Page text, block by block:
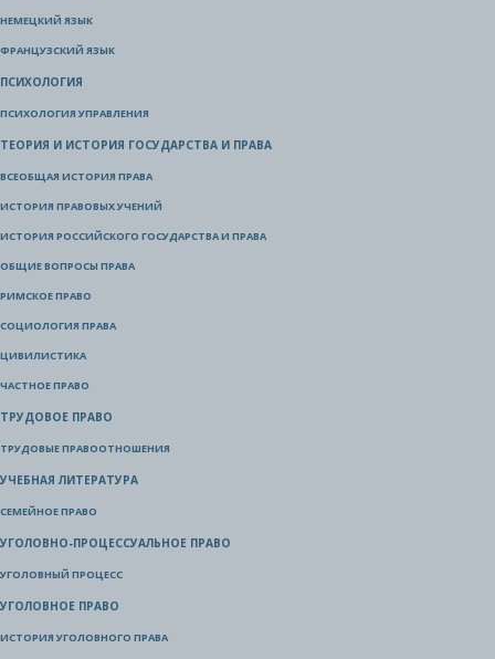
НЕМЕЦКИЙ ЯЗЫК
ФРАНЦУЗСКИЙ ЯЗЫК
ПСИХОЛОГИЯ
ПСИХОЛОГИЯ УПРАВЛЕНИЯ
ТЕОРИЯ И ИСТОРИЯ ГОСУДАРСТВА И ПРАВА
ВСЕОБЩАЯ ИСТОРИЯ ПРАВА
ИСТОРИЯ ПРАВОВЫХ УЧЕНИЙ
ИСТОРИЯ РОССИЙСКОГО ГОСУДАРСТВА И ПРАВА
ОБЩИЕ ВОПРОСЫ ПРАВА
РИМСКОЕ ПРАВО
СОЦИОЛОГИЯ ПРАВА
ЦИВИЛИСТИКА
ЧАСТНОЕ ПРАВО
ТРУДОВОЕ ПРАВО
ТРУДОВЫЕ ПРАВООТНОШЕНИЯ
УЧЕБНАЯ ЛИТЕРАТУРА
СЕМЕЙНОЕ ПРАВО
УГОЛОВНО-ПРОЦЕССУАЛЬНОЕ ПРАВО
УГОЛОВНЫЙ ПРОЦЕСС
УГОЛОВНОЕ ПРАВО
ИСТОРИЯ УГОЛОВНОГО ПРАВА